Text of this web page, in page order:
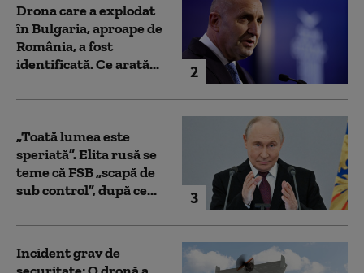
2
Drona care a explodat
în Bulgaria, aproape de
România, a fost
identificată. Ce arată...
3
„Toată lumea este
speriată”. Elita rusă se
teme că FSB „scapă de
sub control”, după ce...
Incident grav de